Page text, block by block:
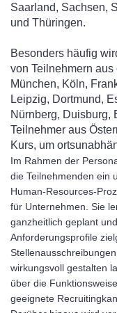
Saarland, Sachsen,
und Thüringen.
Besonders häufig
von Teilnehmern
München, Köln,
Leipzig, Dortmund,
Nürnberg, Duisburg,
Teilnehmer aus
Kurs, um
Im Rahmen der
die Teilnehmenden ein
Human-Resources-
für Unternehmen. Sie
ganzheitlich geplant
Anforderungsprofile
wirkungsvoll gestalten
über die
geeignete